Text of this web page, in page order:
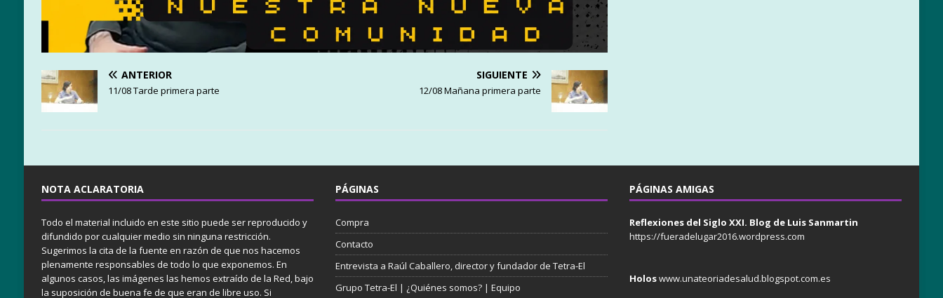
ANTERIOR
11/08 Tarde primera parte
SIGUIENTE
12/08 Mañana primera parte
NOTA ACLARATORIA
Todo el material incluido en este sitio puede ser reproducido y
difundido por cualquier medio sin ninguna restricción.
Sugerimos la cita de la fuente en razón de que nos hacemos
plenamente responsables de todo lo que exponemos. En
algunos casos, las imágenes las hemos extraído de la Red, bajo
la suposición de buena fe de que eran de libre uso. Si
PÁGINAS
Compra
Contacto
Entrevista a Raúl Caballero, director y fundador de Tetra-El
Grupo Tetra-El | ¿Quiénes somos? | Equipo
PÁGINAS AMIGAS
Reflexiones del Siglo XXI. Blog de Luis Sanmartin
https://fueradelugar2016.wordpress.com
Holoswww.unateoriadesalud.blogspot.com.es